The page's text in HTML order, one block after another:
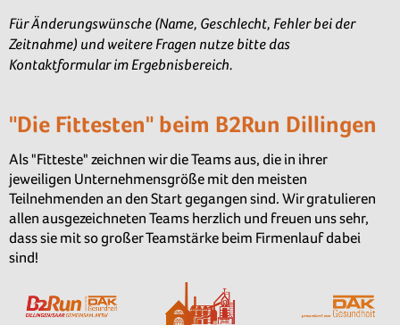
Für Änderungswünsche (Name, Geschlecht, Fehler bei der
Zeitnahme) und weitere Fragen nutze bitte das
Kontaktformular im Ergebnisbereich.
"Die Fittesten" beim B2Run Dillingen
Als "Fitteste" zeichnen wir die Teams aus, die in ihrer
jeweiligen Unternehmensgröße mit den meisten
Teilnehmenden an den Start gegangen sind. Wir gratulieren
allen ausgezeichneten Teams herzlich und freuen uns sehr,
dass sie mit so großer Teamstärke beim Firmenlauf dabei
sind!